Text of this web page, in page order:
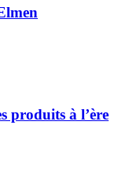
produits à l’ère